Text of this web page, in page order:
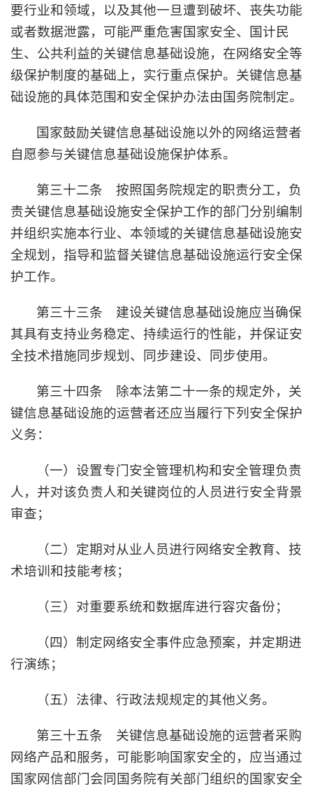
要行业和领域，以及其他一旦遭到破坏、丧失功能
或者数据泄露，可能严重危害国家安全、国计民
生、公共利益的关键信息基础设施，在网络安全等
级保护制度的基础上，实行重点保护。关键信息基
础设施的具体范围和安全保护办法由国务院制定。
国家鼓励关键信息基础设施以外的网络运营者
自愿参与关键信息基础设施保护体系。
第三十二条 按照国务院规定的职责分工，负
责关键信息基础设施安全保护工作的部门分别编制
并组织实施本行业、本领域的关键信息基础设施安
全规划，指导和监督关键信息基础设施运行安全保
护工作。
第三十三条 建设关键信息基础设施应当确保
其具有支持业务稳定、持续运行的性能，并保证安
全技术措施同步规划、同步建设、同步使用。
第三十四条 除本法第二十一条的规定外，关
键信息基础设施的运营者还应当履行下列安全保护
义务：
（一）设置专门安全管理机构和安全管理负责
人，并对该负责人和关键岗位的人员进行安全背景
审查；
（二）定期对从业人员进行网络安全教育、技
术培训和技能考核；
（三）对重要系统和数据库进行容灾备份；
（四）制定网络安全事件应急预案，并定期进
行演练；
（五）法律、行政法规规定的其他义务。
第三十五条 关键信息基础设施的运营者采购
网络产品和服务，可能影响国家安全的，应当通过
国家网信部门会同国务院有关部门组织的国家安全